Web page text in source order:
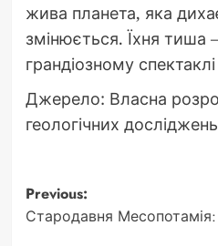
жива планета, яка
змінюється. Їхня тиша
грандіозному
Джерело: Власна
геологічних
Post
navigation
Previous:
Стародавня Месопотамія: